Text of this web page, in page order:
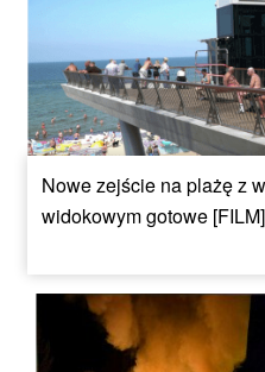
Nowe zejście na plażę z
widokowym gotowe [FILM]